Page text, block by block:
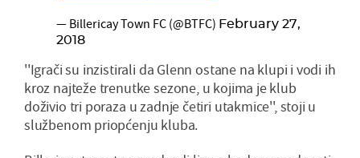
— Billericay Town FC (@BTFC) February 27,
2018
''Igrači su inzistirali da Glenn ostane na klupi i vodi ih
kroz najteže trenutke sezone, u kojima je klub
doživio tri poraza u zadnje četiri utakmice'', stoji u
službenom priopćenju kluba.